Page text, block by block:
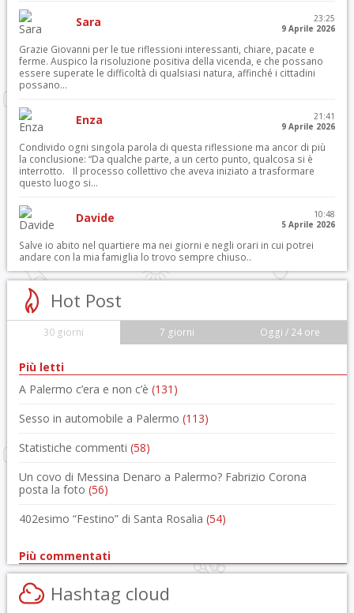
Sara
23:25
9 Aprile 2026
Grazie Giovanni per le tue riflessioni interessanti, chiare, pacate e
ferme. Auspico la risoluzione positiva della vicenda, e che possano
essere superate le difficoltà di qualsiasi natura, affinché i cittadini
possano...
Enza
21:41
9 Aprile 2026
Condivido ogni singola parola di questa riflessione ma ancor di più
la conclusione: “Da qualche parte, a un certo punto, qualcosa si è
interrotto. Il processo collettivo che aveva iniziato a trasformare
questo luogo si...
Davide
10:48
5 Aprile 2026
Salve io abito nel quartiere ma nei giorni e negli orari in cui potrei
andare con la mia famiglia lo trovo sempre chiuso..
Hot Post
30 giorni 7 giorni Oggi / 24 ore
Più letti
A Palermo c’era e non c’è (131)
Sesso in automobile a Palermo (113)
Statistiche commenti (58)
Un covo di Messina Denaro a Palermo? Fabrizio Corona
posta la foto (56)
402esimo “Festino” di Santa Rosalia (54)
Più commentati
Hashtag cloud